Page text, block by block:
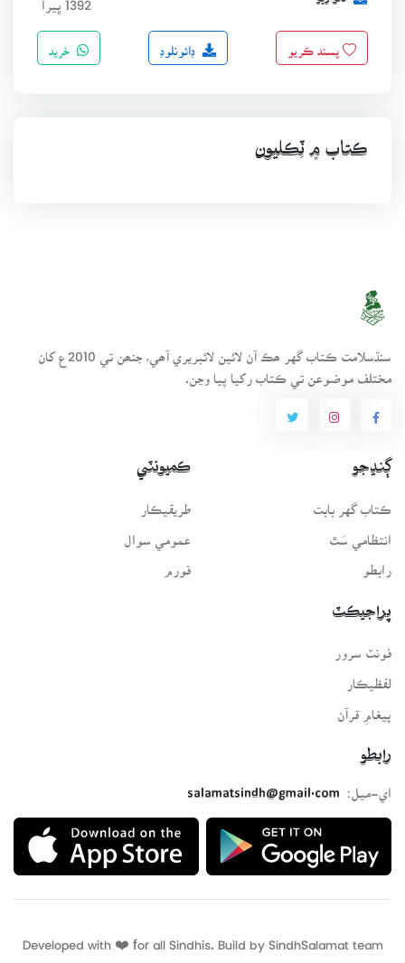
پسند ڪريو ڊائونلوڊ
ڪتاب ۾ ٽِڪليون
سنڌسلامت ڪتاب گهر ھڪ آن لائين لائبريري آھي، جنھن تي 2010ع کان
مختلف موضوعن تي ڪتاب رکيا پيا وڃن.
ڳنڍجو
ڪتاب گهر بابت
انتظامي سَٿ
رابطو
ڪميونٽي
طريقيڪار
عمومي سوال
فورم
پراجيڪٽ
فونٽ سرور
لفظيڪار
پيغامِ قرآن
رابطو
اي-ميل:
salamatsindh@gmail.com
Developed with ❤️ for all Sindhis. Build by